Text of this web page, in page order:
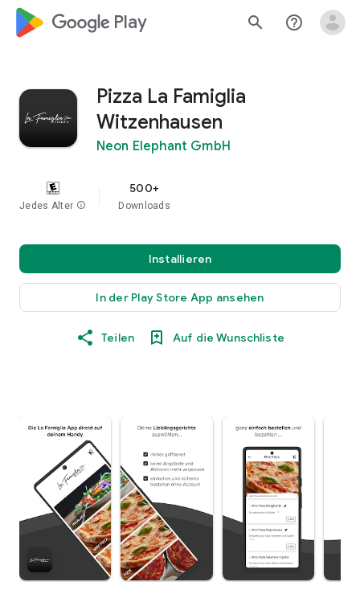
google_logo Play search help_outline
Pizza La Famiglia
Witzenhausen
Neon Elephant GmbH
Jedes Alter info
500+
Downloads
Installieren
In der Play Store App ansehen
Teilen Auf die Wunschliste